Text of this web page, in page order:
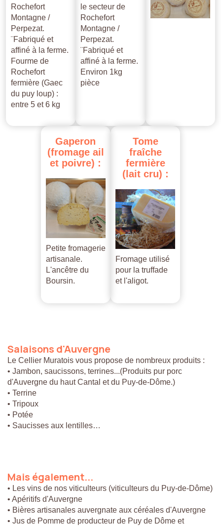
Rochefort
Montagne /
Perpezat.
¨Fabriqué et
affiné à la ferme.
Fourme de
Rochefort
fermière (Gaec
du puy loup) :
entre 5 et 6 kg
le secteur de
Rochefort
Montagne /
Perpezat.
¨Fabriqué et
affiné à la ferme.
Environ 1kg
pièce
Gaperon
(fromage ail
et poivre) :
Petite fromagerie
artisanale.
L'ancêtre du
Boursin.
Tome
fraîche
fermière
(lait cru) :
Fromage utilisé
pour la truffade
et l'aligot.
Salaisons d'Auvergne
Le Cellier Muratois vous propose de nombreux produits :
• Jambon, saucissons, terrines...(Produits pur porc
d'Auvergne du haut Cantal et du Puy-de-Dôme.)
• Terrine
• Tripoux
• Potée
• Saucisses aux lentilles…
Mais également...
• Les vins de nos viticulteurs (viticulteurs du Puy-de-Dôme)
• Apéritifs d'Auvergne
• Bières artisanales auvergnate aux céréales d'Auvergne
• Jus de Pomme de producteur de Puy de Dôme et